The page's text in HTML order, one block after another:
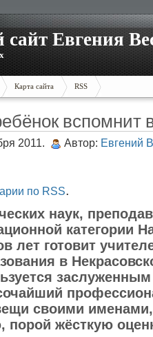
Евгения
Карта сайта RSS
вспомнит
2011. Автор: Евгений
по RSS.
наук,
категории
лет готовит
в
своими
порой жёсткую